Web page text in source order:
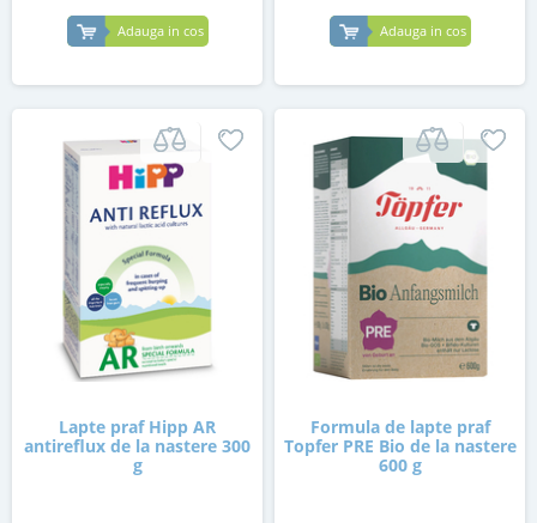
Adauga in cos Adauga in cos
Lapte praf Hipp AR
antireflux de la nastere 300
g
Formula de lapte praf
Topfer PRE Bio de la nastere
600 g